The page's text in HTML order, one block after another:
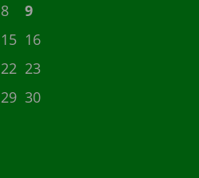
8
9
15 16
22 23
29 30